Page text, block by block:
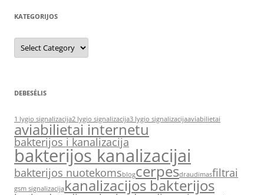
KATEGORIJOS
Kategorijos
DEBESĖLIS
1 lygio signalizacija2 lygio signalizacija3 lygio signalizacijaaviabilietai
aviabilietai internetu
bakterijos i kanalizacija
bakterijos kanalizacijai
bakterijos nuotekomsblogcerpesdraudimasfiltrai
gsm signalizacijakanalizacijos bakterijos